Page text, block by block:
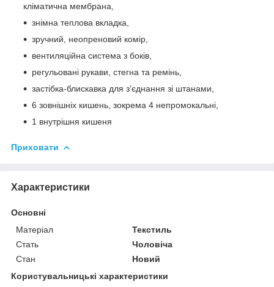
кліматична мембрана,
знімна теплова вкладка,
зручний, неопреновий комір,
вентиляційна система з боків,
регульовані рукави, стегна та ремінь,
застібка-блискавка для з'єднання зі штанами,
6 зовнішніх кишень, зокрема 4 непромокальні,
1 внутрішня кишеня
Приховати
Характеристики
Основні
Матеріал
Текстиль
Стать
Чоловіча
Стан
Новий
Користувальницькі характеристики